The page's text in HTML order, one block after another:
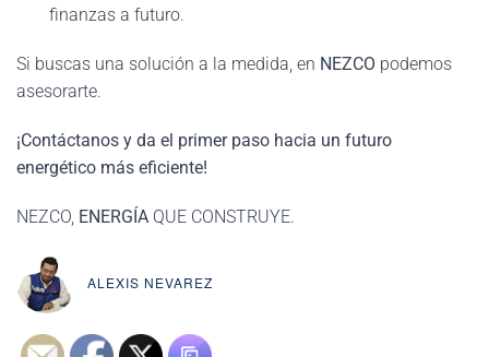
finanzas a futuro.
Si buscas una solución a la medida, en NEZCO podemos
asesorarte.
¡Contáctanos y da el primer paso hacia un futuro
energético más eficiente!
NEZCO, ENERGÍA QUE CONSTRUYE.
ALEXIS NEVAREZ